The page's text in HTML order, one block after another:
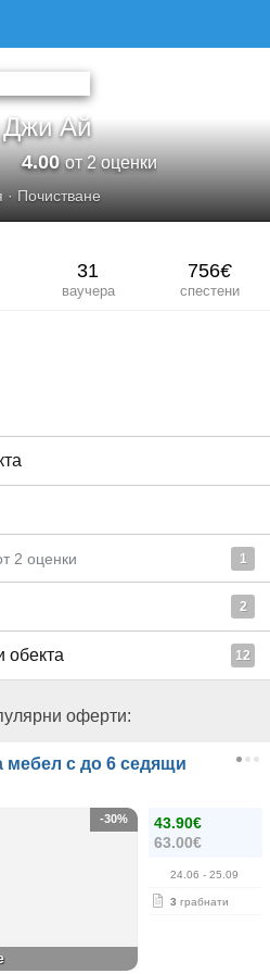
Ай
4.00от 2 оценки
· Почистване
31
ваучера
756€
спестени
2 оценки 1
2
обекта 12
оферти:
мебел с до 6 седящи
43.90€
63.00€
24.06 - 25.09
3 грабнати
-30%